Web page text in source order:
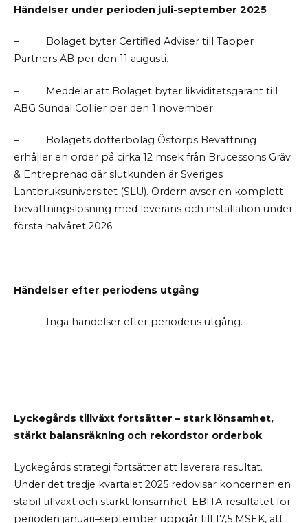
Händelser under perioden juli-september 2025
–
Bolaget byter Certified Adviser till Tapper
Partners AB per den 11 augusti.
–
Meddelar att Bolaget byter likviditetsgarant till
ABG Sundal Collier per den 1 november.
–
Bolagets dotterbolag Östorps Bevattning
erhåller en order på cirka 12 msek från Brucessons Gräv
& Entreprenad där slutkunden är Sveriges
Lantbruksuniversitet (SLU). Ordern avser en komplett
bevattningslösning med leverans och installation under
första halvåret 2026.
Händelser efter periodens utgång
– Inga händelser efter periodens utgång.
Lyckegårds tillväxt fortsätter – stark lönsamhet,
stärkt balansräkning och rekordstor orderbok
Lyckegårds strategi fortsätter att leverera resultat.
Under det tredje kvartalet 2025 redovisar koncernen en
stabil tillväxt och stärkt lönsamhet. EBITA-resultatet för
perioden januari–september uppgår till 17,5 MSEK, att